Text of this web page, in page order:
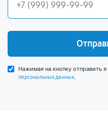
Нажимая на кнопку отправить
персональных данных.